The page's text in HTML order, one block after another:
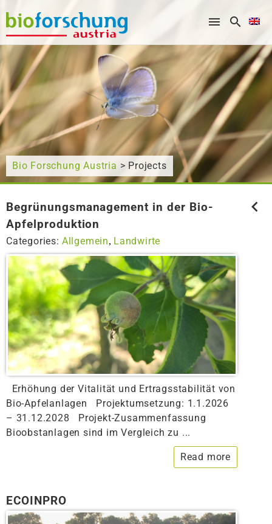
What are you looking for?
Bio Forschung Austria > Projects
Begrünungsmanagement in der Bio-
Apfelproduktion
Categories: Allgemein, Landwirte
Erhöhung der Vitalität und Ertragsstabilität von
Bio-Apfelanlagen Projektumsetzung: 1.1.2026
– 31.12.2028 Projekt-Zusammenfassung
Bioobstanlagen sind im Vergleich zu ...
Read more
ECOINPRO